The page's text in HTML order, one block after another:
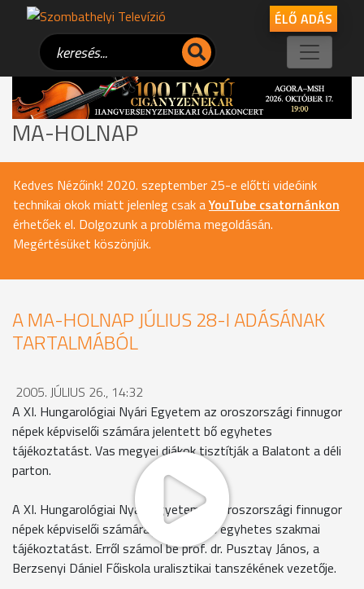
ÉLŐ ADÁS
MA-HOLNAP
Kedves Nézőink! 2020. szeptember 25-e előtti videóink
technikai okok miatt jelenleg csak aYouTube csatornánkon
érhetőek el. Dolgozunk a probléma megoldásán.
Megértésüket köszönjük.
A MA-HOLNAP JÚLIUS 28-I ADÁSÁNAK
TARTALMÁBÓL
2005. JÚLIUS 26., 14:32
A XI. Hungarológiai Nyári Egyetem az oroszországi finnugor
népek képviselői számára jelentett bő egyhetes
tájékoztatást. Vas megyei diákok tisztítják a Balatont a déli
parton.
A XI. Hungarológiai Nyári Egyetem az oroszországi finnugor
népek képviselői számára jelentett bő egyhetes szakmai
tájékoztatást. Erről számol be prof. dr. Pusztay János, a
Berzsenyi Dániel Főiskola uralisztikai tanszékének vezetője.